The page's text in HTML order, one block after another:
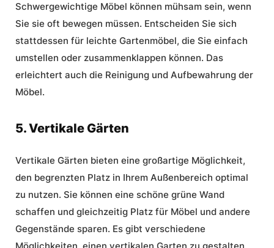
Schwergewichtige Möbel können mühsam sein, wenn
Sie sie oft bewegen müssen. Entscheiden Sie sich
stattdessen für leichte Gartenmöbel, die Sie einfach
umstellen oder zusammenklappen können. Das
erleichtert auch die Reinigung und Aufbewahrung der
Möbel.
5. Vertikale Gärten
Vertikale Gärten bieten eine großartige Möglichkeit,
den begrenzten Platz in Ihrem Außenbereich optimal
zu nutzen. Sie können eine schöne grüne Wand
schaffen und gleichzeitig Platz für Möbel und andere
Gegenstände sparen. Es gibt verschiedene